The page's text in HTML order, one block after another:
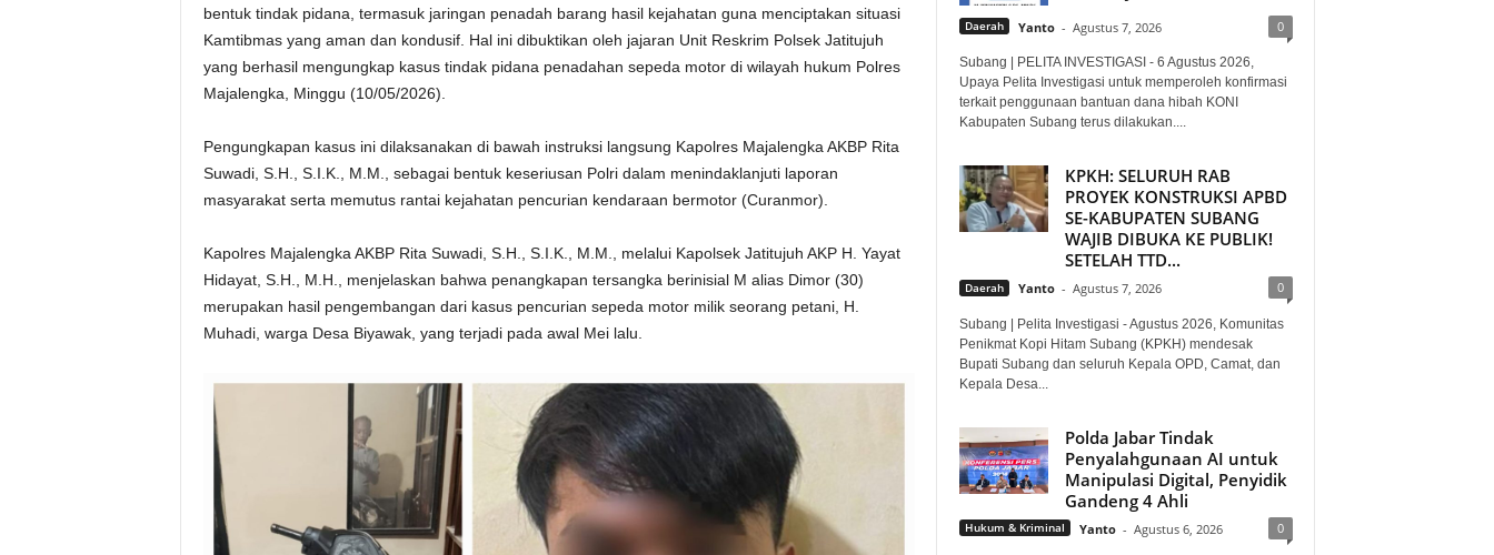
bentuk tindak pidana, termasuk jaringan penadah barang hasil kejahatan guna menciptakan situasi
Kamtibmas yang aman dan kondusif. Hal ini dibuktikan oleh jajaran Unit Reskrim Polsek Jatitujuh
yang berhasil mengungkap kasus tindak pidana penadahan sepeda motor di wilayah hukum Polres
Majalengka, Minggu (10/05/2026).
Pengungkapan kasus ini dilaksanakan di bawah instruksi langsung Kapolres Majalengka AKBP Rita
Suwadi, S.H., S.I.K., M.M., sebagai bentuk keseriusan Polri dalam menindaklanjuti laporan
masyarakat serta memutus rantai kejahatan pencurian kendaraan bermotor (Curanmor).
Kapolres Majalengka AKBP Rita Suwadi, S.H., S.I.K., M.M., melalui Kapolsek Jatitujuh AKP H. Yayat
Hidayat, S.H., M.H., menjelaskan bahwa penangkapan tersangka berinisial M alias Dimor (30)
merupakan hasil pengembangan dari kasus pencurian sepeda motor milik seorang petani, H.
Muhadi, warga Desa Biyawak, yang terjadi pada awal Mei lalu.
Daerah Yanto - Agustus 7, 2026 0
Subang | PELITA INVESTIGASI - 6 Agustus 2026,
Upaya Pelita Investigasi untuk memperoleh konfirmasi
terkait penggunaan bantuan dana hibah KONI
Kabupaten Subang terus dilakukan....
KPKH: SELURUH RAB
PROYEK KONSTRUKSI APBD
SE-KABUPATEN SUBANG
WAJIB DIBUKA KE PUBLIK!
SETELAH TTD...
Daerah Yanto - Agustus 7, 2026 0
Subang | Pelita Investigasi - Agustus 2026, Komunitas
Penikmat Kopi Hitam Subang (KPKH) mendesak
Bupati Subang dan seluruh Kepala OPD, Camat, dan
Kepala Desa...
Polda Jabar Tindak
Penyalahgunaan AI untuk
Manipulasi Digital, Penyidik
Gandeng 4 Ahli
Hukum & Kriminal Yanto - Agustus 6, 2026 0